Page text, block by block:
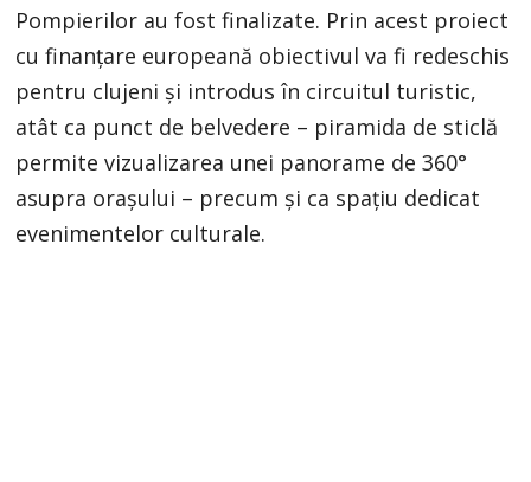
Pompierilor au fost finalizate. Prin acest proiect
cu finanțare europeană obiectivul va fi redeschis
pentru clujeni și introdus în circuitul turistic,
atât ca punct de belvedere – piramida de sticlă
permite vizualizarea unei panorame de 360°
asupra orașului – precum și ca spațiu dedicat
evenimentelor culturale.